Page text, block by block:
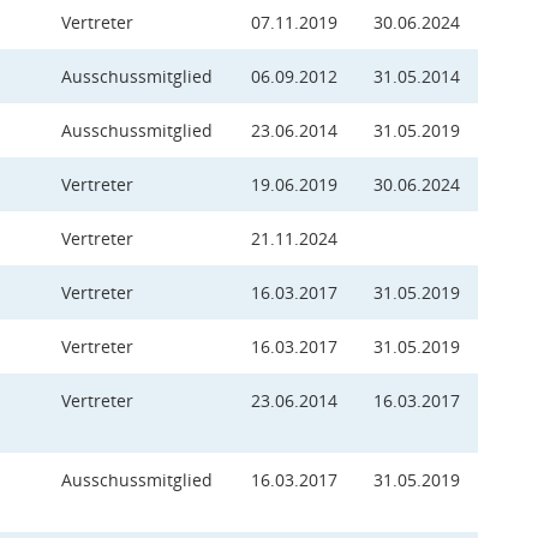
Vertreter 07.11.2019 30.06.2024
Ausschussmitglied 06.09.2012 31.05.2014
Ausschussmitglied 23.06.2014 31.05.2019
Vertreter 19.06.2019 30.06.2024
Vertreter 21.11.2024
Vertreter 16.03.2017 31.05.2019
Vertreter 16.03.2017 31.05.2019
Vertreter 23.06.2014 16.03.2017
Ausschussmitglied 16.03.2017 31.05.2019